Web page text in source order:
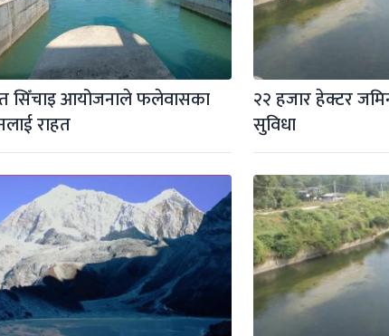
सिँचाइ आयोजनाले फलेवासका
राहत
२२ हजार हेक्टर
सुविधा